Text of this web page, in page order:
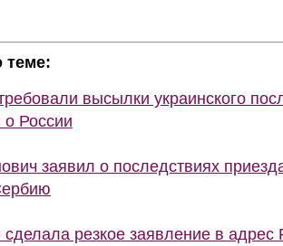
теме:
высылки украинского
о России
заявил о последствиях
резкое заявление в адрес